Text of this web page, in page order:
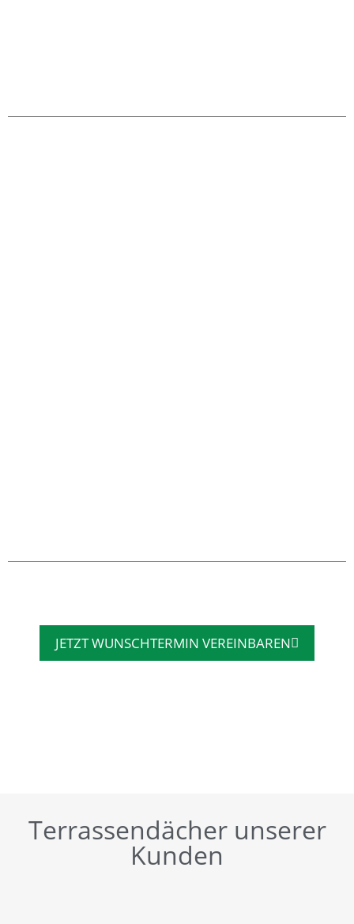
JETZT WUNSCHTERMIN VEREINBAREN
Terrassendächer unserer
Kunden